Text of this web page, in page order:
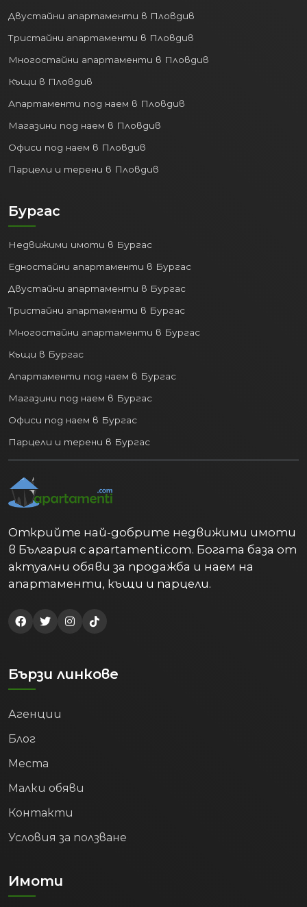
Двустайни апартаменти в Пловдив
Тристайни апартаменти в Пловдив
Многостайни апартаменти в Пловдив
Къщи в Пловдив
Апартаменти под наем в Пловдив
Магазини под наем в Пловдив
Офиси под наем в Пловдив
Парцели и терени в Пловдив
Бургас
Недвижими имоти в Бургас
Едностайни апартаменти в Бургас
Двустайни апартаменти в Бургас
Тристайни апартаменти в Бургас
Многостайни апартаменти в Бургас
Къщи в Бургас
Апартаменти под наем в Бургас
Магазини под наем в Бургас
Офиси под наем в Бургас
Парцели и терени в Бургас
Открийте най-добрите недвижими имоти
в България с apartamenti.com. Богата база от
актуални обяви за продажба и наем на
апартаменти, къщи и парцели.
Бързи линкове
Агенции
Блог
Места
Малки обяви
Контакти
Условия за ползване
Имоти